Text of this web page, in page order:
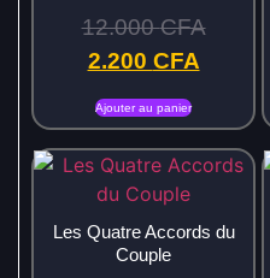
12.000CFA
2.200 CFA
Ajouter au panier
Les Quatre Accords du
Couple